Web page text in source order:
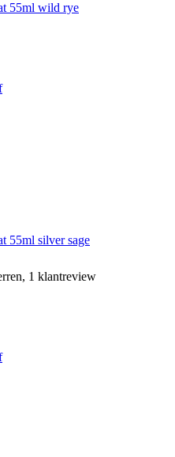
55ml wild rye
55ml silver sage
1 klantreview